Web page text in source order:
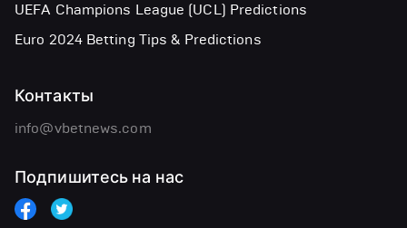
UEFA Champions League (UCL) Predictions
Euro 2024 Betting Tips & Predictions
Контакты
info@vbetnews.com
Подпишитесь на нас